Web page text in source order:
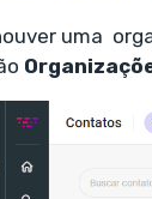
uma